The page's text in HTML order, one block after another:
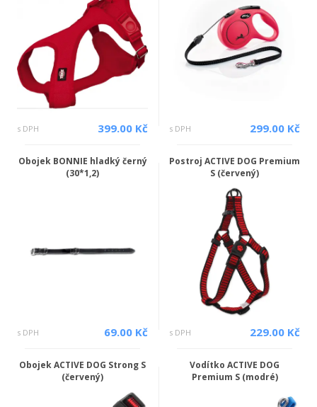
s DPH 399.00 Kč s DPH 299.00 Kč
Obojek BONNIE hladký černý
(30*1,2)
s DPH 69.00 Kč
Postroj ACTIVE DOG Premium
S (červený)
s DPH 229.00 Kč
Obojek ACTIVE DOG Strong S
(červený)
Vodítko ACTIVE DOG
Premium S (modré)